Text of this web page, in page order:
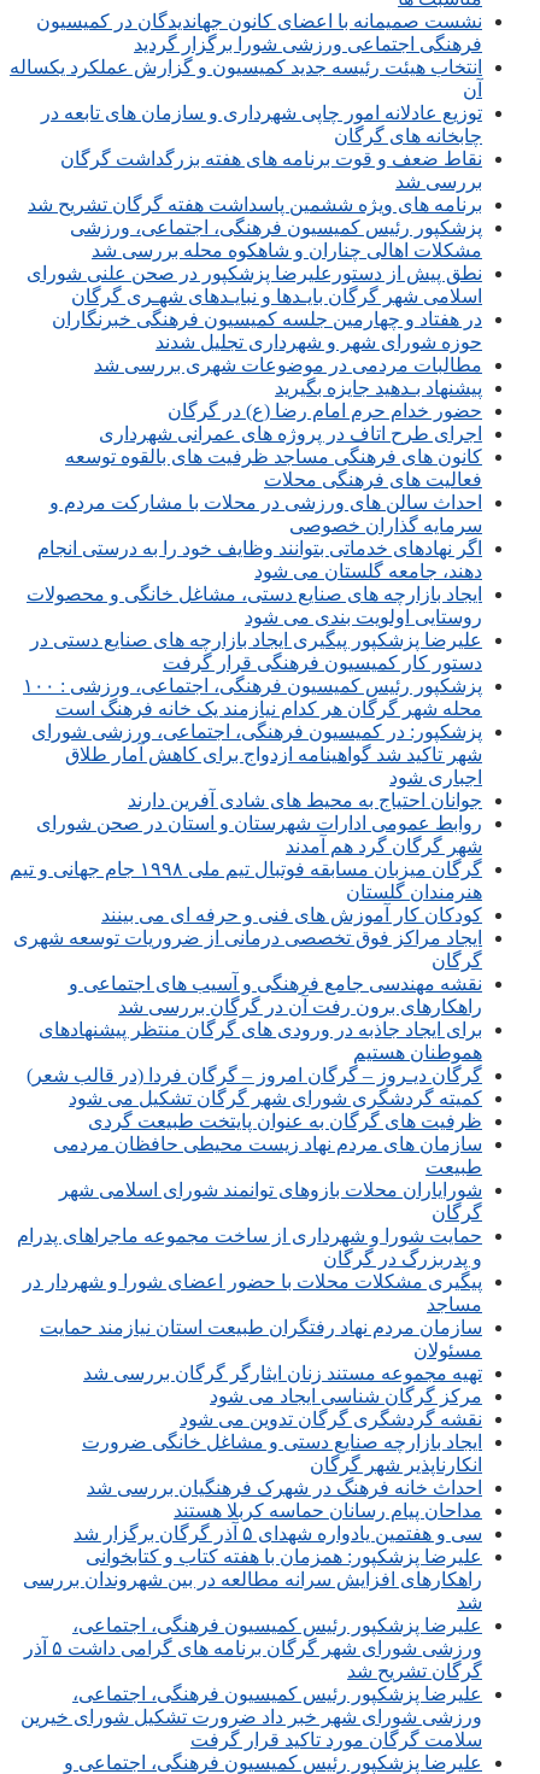
نشست صمیمانه با اعضای کانون جهاندیدگان در کمیسیون
فرهنگی اجتماعی ورزشی شورا برگزار گردید
انتخاب هیئت رئیسه جدید کمیسیون و گزارش عملکرد یکساله
آن
توزیع عادلانه امور چاپی شهرداری و سازمان های تابعه در
چابخانه های گرگان
نقاط ضعف و قوت برنامه های هفته بزرگداشت گرگان
بررسی شد
برنامه های ویژه ششمین پاسداشت هفته گرگان تشریح شد
پزشکپور رئیس کمیسیون فرهنگی، اجتماعی، ورزشی
مشکلات اهالی چناران و شاهکوه محله بررسی شد
نطق پیش از دستورعلیرضا پزشکپور در صحن علنی شورای
اسلامی شهر گرگان بایـدها و نبایـدهای شهـری گرگان
در هفتاد و چهارمین جلسه کمیسیون فرهنگی خبرنگاران
حوزه شورای شهر و شهرداری تجلیل شدند
مطالبات مردمی در موضوعات شهری بررسی شد
پیشنهاد بـدهید جایزه بگیرید
حضور خدام حرم امام رضا (ع) در گرگان
اجرای طرح اتاف در پروژه های عمرانی شهرداری
کانون های فرهنگی مساجد ظرفیت های بالقوه توسعه
فعالیت های فرهنگی محلات
احداث سالن های ورزشی در محلات با مشارکت مردم و
سرمایه گذاران خصوصی
اگر نهادهای خدماتی بتوانند وظایف خود را به درستی انجام
دهند، جامعه گلستان می شود
ایجاد بازارچه های صنایع دستی، مشاغل خانگی و محصولات
روستایی اولویت بندی می شود
علیرضا پزشکپور پیگیری ایجاد بازارچه های صنایع دستی در
دستور کار کمیسیون فرهنگی قرار گرفت
پزشکپور رئیس کمیسیون فرهنگی، اجتماعی، ورزشی : ۱۰۰
محله شهر گرگان هر کدام نیازمند یک خانه فرهنگ است
پزشکپور: در کمیسیون فرهنگی، اجتماعی، ورزشی شورای
شهر تاکید شد گواهینامه ازدواج برای کاهش آمار طلاق
اجباری شود
جوانان احتیاج به محیط های شادی آفرین دارند
روابط عمومی ادارات شهرستان و استان در صحن شورای
شهر گرگان گرد هم آمدند
گرگان میزبان مسابقه فوتبال تیم ملی ۱۹۹۸ جام جهانی و تیم
هنرمندان گلستان
کودکان کار آموزش های فنی و حرفه ای می بینند
ایجاد مراکز فوق تخصصی درمانی از ضروریات توسعه شهری
گرگان
نقشه مهندسی جامع فرهنگی و آسیب های اجتماعی و
راهکارهای برون رفت آن در گرگان بررسی شد
برای ایجاد جاذبه در ورودی های گرگان منتظر پیشنهادهای
هموطنان هستیم
گرگان دیـروز – گرگان امروز – گرگان فردا (در قالب شعر)
کمیته گردشگری شورای شهر گرگان تشکیل می شود
ظرفیت های گرگان به عنوان پایتخت طبیعت گردی
سازمان های مردم نهاد زیست محیطی حافظان مردمی
طبیعت
شورایاران محلات بازوهای توانمند شورای اسلامی شهر
گرگان
حمایت شورا و شهرداری از ساخت مجموعه ماجراهای پدرام
و پدربزرگ در گرگان
پیگیری مشکلات محلات با حضور اعضای شورا و شهردار در
مساجد
سازمان مردم نهاد رفتگران طبیعت استان نیازمند حمایت
مسئولان
تهیه مجموعه مستند زنان ایثارگر گرگان بررسی شد
مرکز گرگان شناسی ایجاد می شود
نقشه گردشگری گرگان تدوین می شود
ایجاد بازارچه صنایع دستی و مشاغل خانگی ضرورت
انکارناپذیر شهر گرگان
احداث خانه فرهنگ در شهرک فرهنگیان بررسی شد
مداحان پیام رسانان حماسه کربلا هستند
سی و هفتمین یادواره شهدای ۵ آذر گرگان برگزار شد
علیرضا پزشکپور: همزمان با هفته کتاب و کتابخوانی
راهکارهای افزایش سرانه مطالعه در بین شهروندان بررسی
شد
علیرضا پزشکپور رئیس کمیسیون فرهنگی، اجتماعی،
ورزشی شورای شهر گرگان برنامه های گرامی داشت ۵ آذر
گرگان تشریح شد
علیرضا پزشکپور رئیس کمیسیون فرهنگی، اجتماعی،
ورزشی شورای شهر خبر داد ضرورت تشکیل شورای خیرین
سلامت گرگان مورد تاکید قرار گرفت
علیرضا پزشکپور رئیس کمیسیون فرهنگی، اجتماعی و